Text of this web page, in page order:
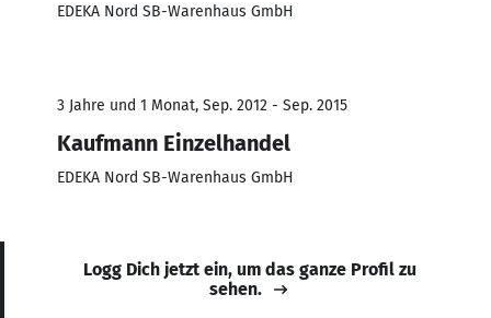
EDEKA Nord SB-Warenhaus GmbH
3 Jahre und 1 Monat, Sep. 2012 - Sep. 2015
Kaufmann Einzelhandel
EDEKA Nord SB-Warenhaus GmbH
Logg Dich jetzt ein, um das ganze Profil zu
sehen.